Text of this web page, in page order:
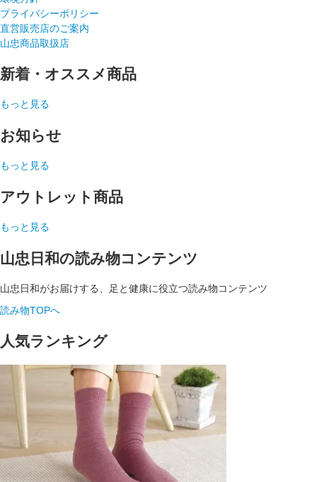
プライバシーポリシー
直営販売店のご案内
山忠商品取扱店
新着・オススメ商品
もっと見る
お知らせ
もっと見る
アウトレット商品
もっと見る
山忠日和の読み物コンテンツ
山忠日和がお届けする、足と健康に役立つ読み物コンテンツ
読み物TOPへ
人気ランキング